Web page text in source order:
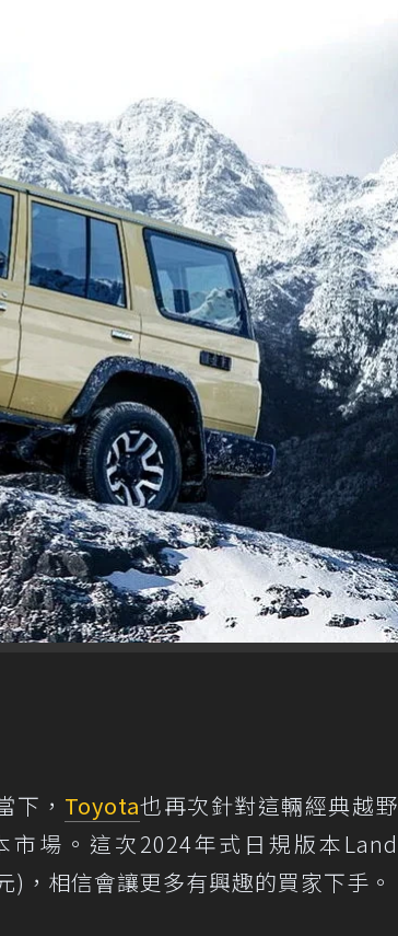
下， Toyota也再次針對這輛經典越野
市場。這次2024年式日規版本Land
，相信會讓更多有興趣的買家下手。